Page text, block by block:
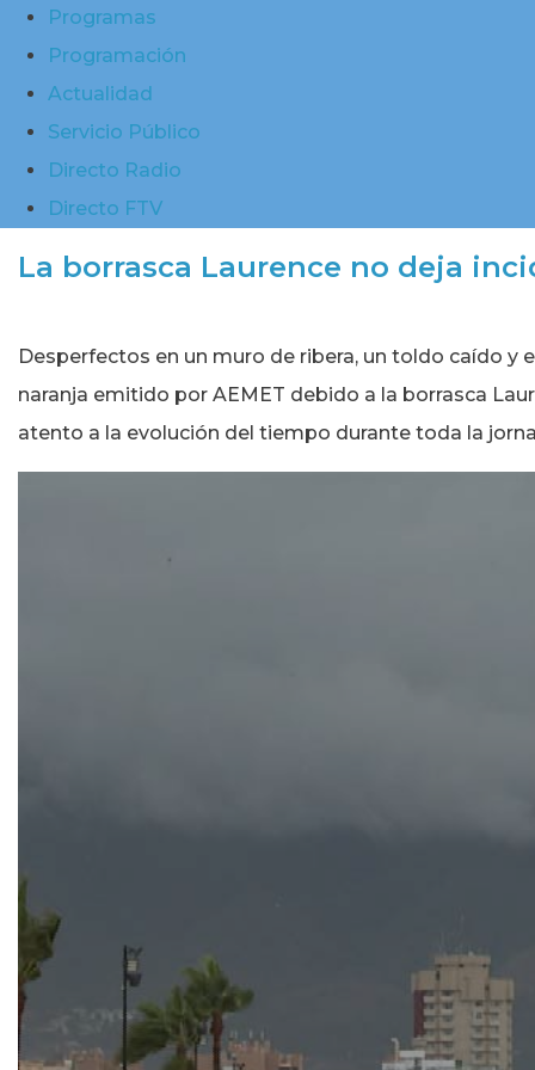
Programas
Programación
Actualidad
Servicio Público
Directo Radio
Directo FTV
La borrasca Laurence no deja
Desperfectos en un muro de ribera, un toldo caído y
naranja emitido por AEMET debido a la borrasca
atento a la evolución del tiempo durante toda la